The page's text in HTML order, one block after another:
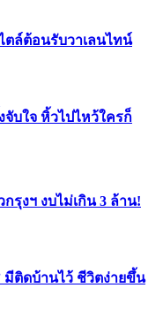
ตล์ต้อนรับวาเลนไทน์
จับใจ หิ้วไปไหว้ใครก็
รุงฯ งบไม่เกิน 3 ล้าน!
มีติดบ้านไว้ ชีวิตง่ายขึ้น